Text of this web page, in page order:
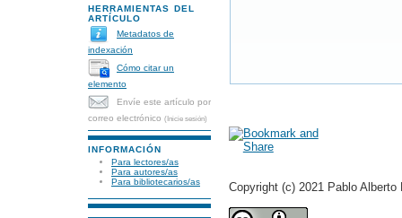
HERRAMIENTAS DEL
ARTÍCULO
Metadatos de
indexación
Cómo citar un
elemento
Envíe este artículo por
correo electrónico (Inicie sesión)
INFORMACIÓN
Para lectores/as
Para autores/as
Para bibliotecarios/as
Copyright (c) 2021 Pablo Alberto